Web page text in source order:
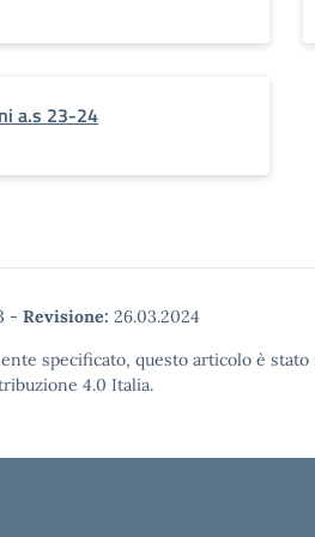
a.s 23-24
- Revisione: 26.03.2024
specificato, questo articolo è
4.0 Italia.